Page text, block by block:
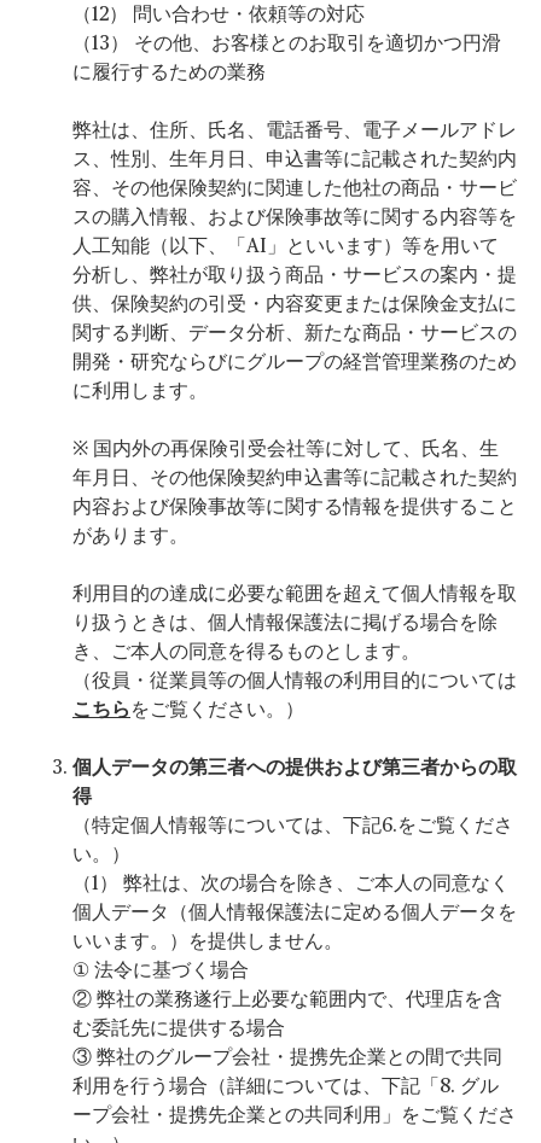
（12） 問い合わせ・依頼等の対応
（13） その他、お客様とのお取引を適切かつ円滑
に履行するための業務
弊社は、住所、氏名、電話番号、電子メールアドレ
ス、性別、生年月日、申込書等に記載された契約内
容、その他保険契約に関連した他社の商品・サービ
スの購入情報、および保険事故等に関する内容等を
人工知能（以下、「AI」といいます）等を用いて
分析し、弊社が取り扱う商品・サービスの案内・提
供、保険契約の引受・内容変更または保険金支払に
関する判断、データ分析、新たな商品・サービスの
開発・研究ならびにグループの経営管理業務のため
に利用します。
※ 国内外の再保険引受会社等に対して、氏名、生
年月日、その他保険契約申込書等に記載された契約
内容および保険事故等に関する情報を提供すること
があります。
利用目的の達成に必要な範囲を超えて個人情報を取
り扱うときは、個人情報保護法に掲げる場合を除
き、ご本人の同意を得るものとします。
（役員・従業員等の個人情報の利用目的については
こちら をご覧ください。）
個人データの第三者への提供および第三者からの取
得
（特定個人情報等については、下記6.をご覧くださ
い。）
（1） 弊社は、次の場合を除き、ご本人の同意なく
個人データ（個人情報保護法に定める個人データを
いいます。）を提供しません。
① 法令に基づく場合
② 弊社の業務遂行上必要な範囲内で、代理店を含
む委託先に提供する場合
③ 弊社のグループ会社・提携先企業との間で共同
利用を行う場合（詳細については、下記「 8. グル
ープ会社・提携先企業との共同利用」をご覧くださ